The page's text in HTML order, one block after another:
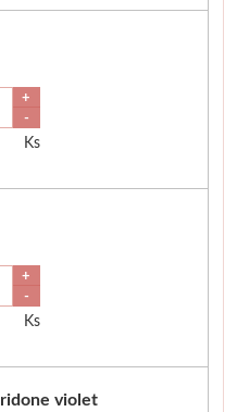
+
-
Ks
+
-
Ks
violet